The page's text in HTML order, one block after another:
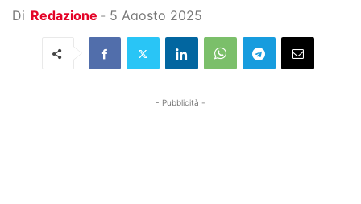
Di Redazione - 5 Agosto 2025
- Pubblicità -